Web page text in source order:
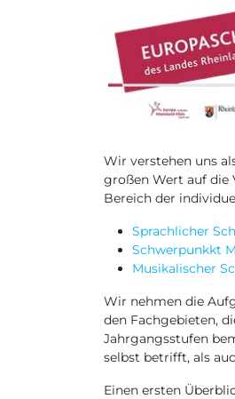
Wir verstehen uns
großen Wert auf die
Bereich der
Sprachlicher
Schwerpunkkt
Musikalischer
Wir nehmen die
den Fachgebieten,
Jahrgangsstufen
selbst betrifft, als
Einen ersten